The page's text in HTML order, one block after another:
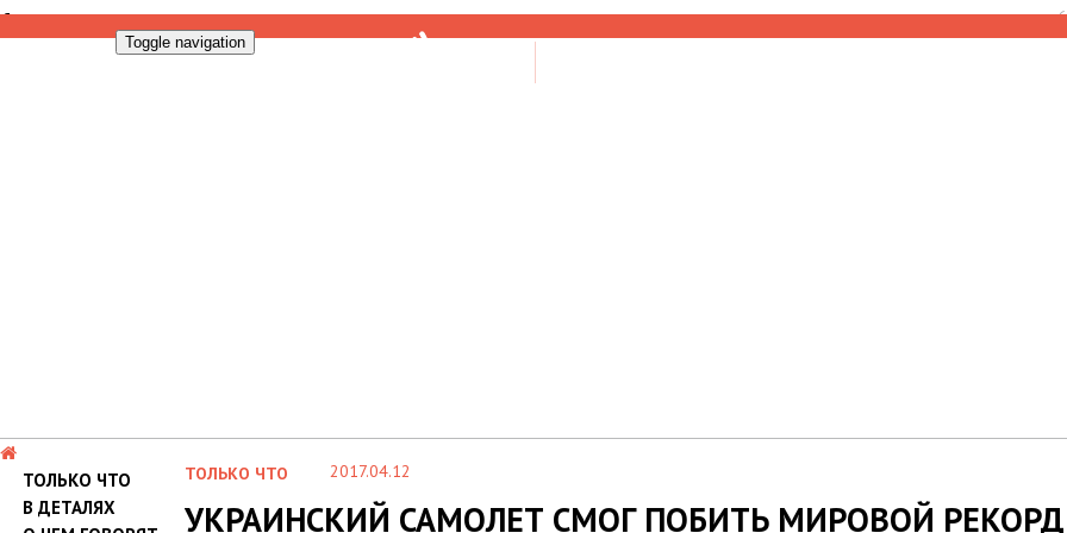
Toggle navigation
ТОЛЬКО ЧТО
В ДЕТАЛЯХ
ТОЛЬКО ЧТО 2017.04.12
УКРАИНСКИЙ САМОЛЕТ СМОГ ПОБИТЬ МИРОВОЙ РЕКОРД